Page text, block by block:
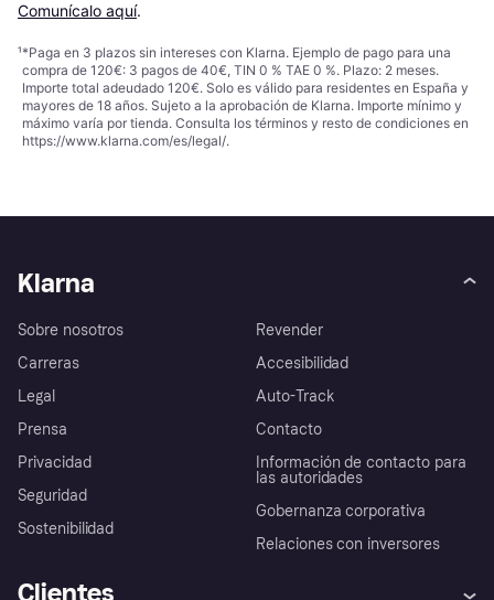
Comunícalo aquí.
¹*Paga en 3 plazos sin intereses con Klarna. Ejemplo de pago para una
compra de 120€: 3 pagos de 40€, TIN 0 % TAE 0 %. Plazo: 2 meses.
Importe total adeudado 120€. Solo es válido para residentes en España y
mayores de 18 años. Sujeto a la aprobación de Klarna. Importe mínimo y
máximo varía por tienda. Consulta los términos y resto de condiciones en
https://www.klarna.com/es/legal/.
Klarna
Sobre nosotros
Carreras
Legal
Prensa
Privacidad
Seguridad
Sostenibilidad
Revender
Accesibilidad
Auto-Track
Contacto
Información de contacto para
las autoridades
Gobernanza corporativa
Relaciones con inversores
Clientes